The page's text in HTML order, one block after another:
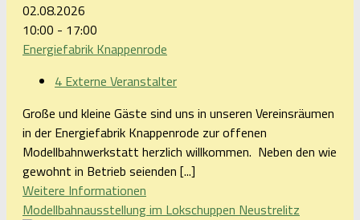
02.08.2026
10:00 - 17:00
Energiefabrik Knappenrode
4 Externe Veranstalter
Große und kleine Gäste sind uns in unseren Vereinsräumen
in der Energiefabrik Knappenrode zur offenen
Modellbahnwerkstatt herzlich willkommen. Neben den wie
gewohnt in Betrieb seienden [...]
Weitere Informationen
Modellbahnausstellung im Lokschuppen Neustrelitz